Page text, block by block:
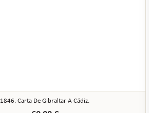
1846. Carta De Gibraltar A Cádiz.